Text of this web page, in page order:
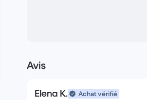
Avis
Elena K.
Achat vérifié